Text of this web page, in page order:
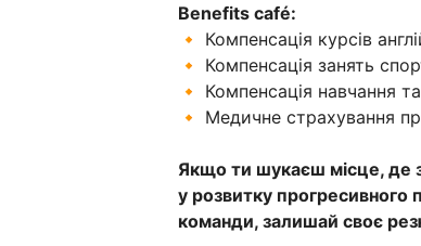
Benefits café:
🔸 Компенсація курсів
🔸 Компенсація занять
🔸 Компенсація навчання
🔸 Медичне страхування
Якщо ти шукаєш місце, де
у розвитку прогресивного
команди, залишай своє